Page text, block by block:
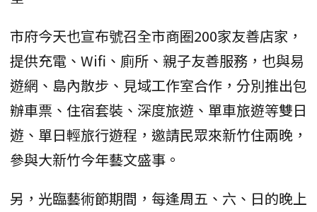
市府今天也宣布號召全市商圈200家友善店家，
提供充電、Wifi、廁所、親子友善服務，也與易
遊網、島內散步、見域工作室合作，分別推出包
辦車票、住宿套裝、深度旅遊、單車旅遊等雙日
遊、單日輕旅行遊程，邀請民眾來新竹住兩晚，
參與大新竹今年藝文盛事。
另，光臨藝術節期間，每逢周五、六、日的晚上